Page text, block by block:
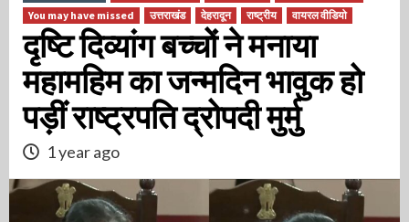
You may have missed
उत्तराखंड देहरादून राष्ट्रीय वायरल वीडियो
दृष्टि दिव्यांग बच्चों ने मनाया
महामहिम का जन्मदिन भावुक हो
पड़ीं राष्ट्रपति द्रोपदी मुर्मु
1 year ago